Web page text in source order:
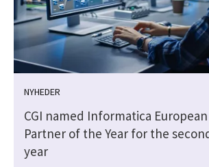
NYHEDER
CGI named Informatica
Partner of the Year for the
year